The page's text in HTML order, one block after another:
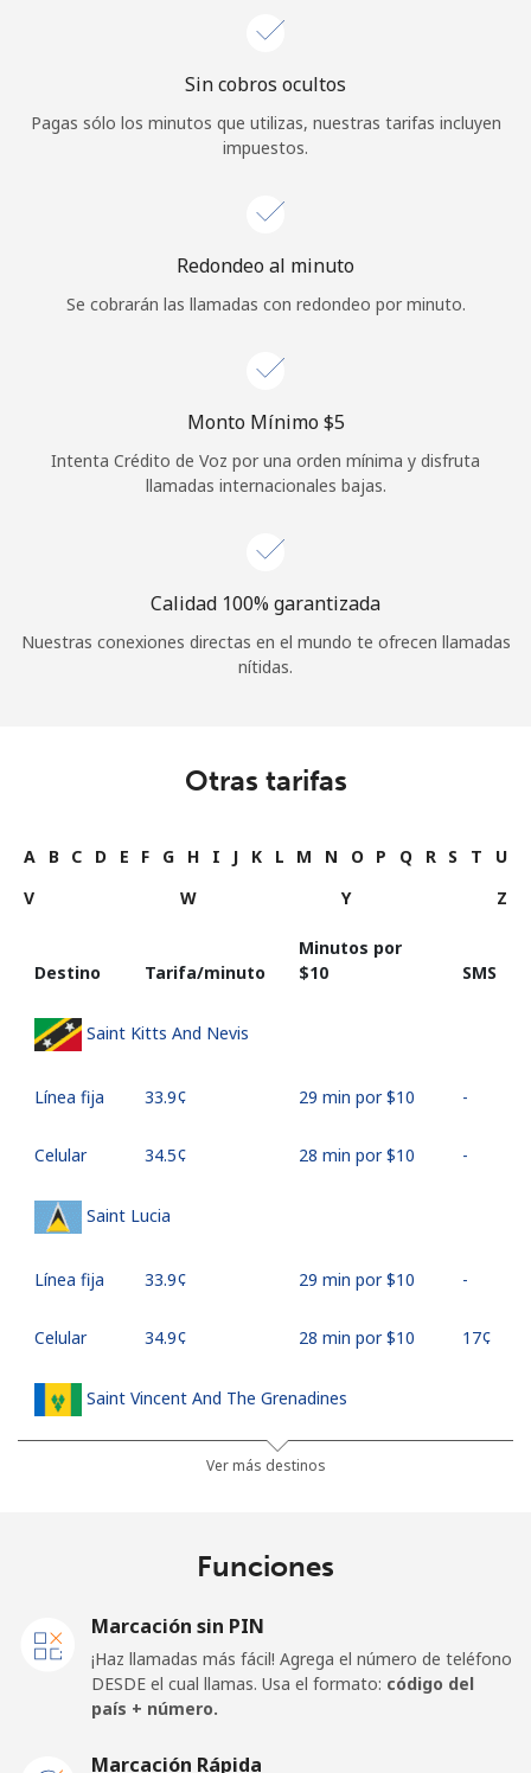
¿Olvidaste tu contraseña? →
Iniciar Sesión
Sin cobros ocultos
Pagas sólo los minutos que utilizas, nuestras tarifas incluyen
impuestos.
Redondeo al minuto
Se cobrarán las llamadas con redondeo por minuto.
Monto Mínimo ⁦$5⁩
Intenta Crédito de Voz por una orden mínima y disfruta
llamadas internacionales bajas.
Calidad 100% garantizada
Nuestras conexiones directas en el mundo te ofrecen llamadas
nítidas.
Otras tarifas
A B C D E F G H I J K L M N O P Q R S T
U
V
W Y Z
Destino Tarifa/minuto
Minutos por
⁦$10⁩
SMS
Saint Kitts And Nevis
Línea fija ⁦33.9¢⁩ 29 min por ⁦$10⁩ -
Celular ⁦34.5¢⁩ 28 min por ⁦$10⁩ -
Saint Lucia
Línea fija ⁦33.9¢⁩ 29 min por ⁦$10⁩ -
Celular ⁦34.9¢⁩ 28 min por ⁦$10⁩ ⁦17¢⁩
Saint Vincent And The Grenadines
32 min por ⁦$10⁩
Línea fija
⁦133.9¢⁩
San Marino
Ver más destinos
Funciones
Marcación sin PIN
¡Haz llamadas más fácil! Agrega el número de teléfono
DESDE el cual llamas. Usa el formato: código del
país + número.
Marcación Rápida